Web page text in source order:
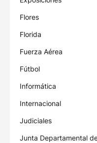
Flores
Florida
Fuerza Aérea
Fútbol
Informática
Internacional
Judiciales
Junta Departamental